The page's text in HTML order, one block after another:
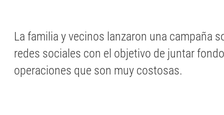
La familia y vecinos lanzaron una campaña
redes sociales con el objetivo de juntar
operaciones que son muy costosas.